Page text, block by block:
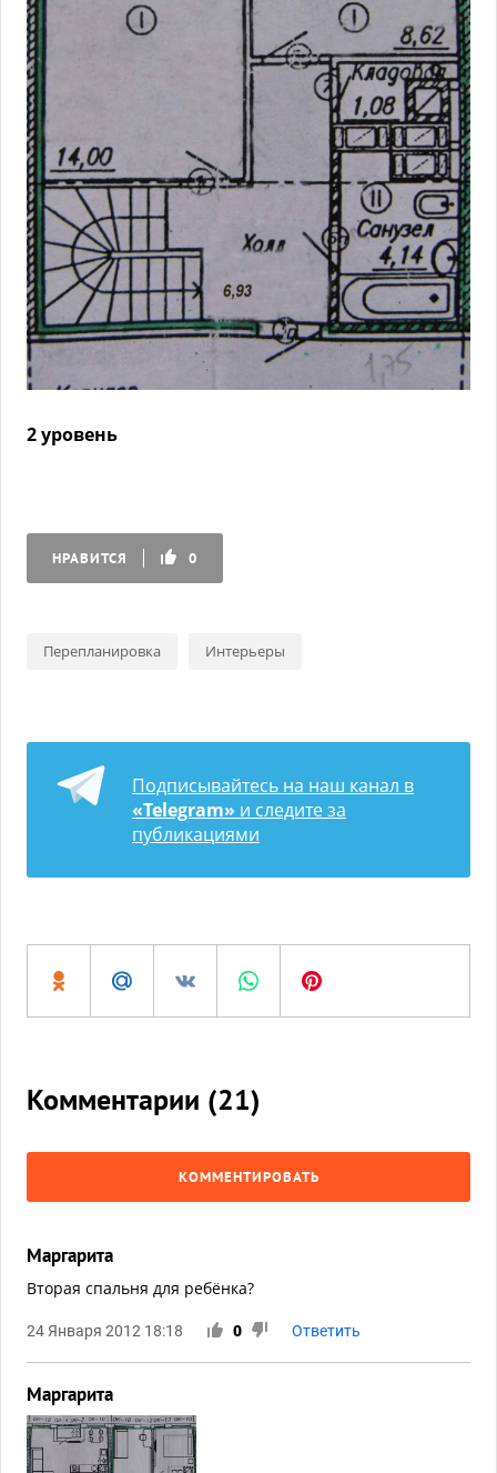
2 уровень
НРАВИТСЯ 0
Перепланировка Интерьеры
Подписывайтесь на наш канал в
«Telegram» и следите за
публикациями
Комментарии (21)
КОММЕНТИРОВАТЬ
Маргарита
Вторая спальня для ребёнка?
24 Января 2012 18:18 0 Ответить
Маргарита